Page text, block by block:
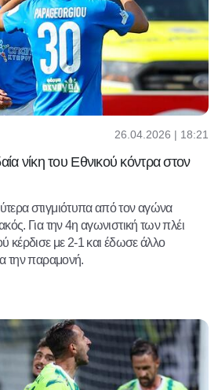
26.04.2026 | 18:21
νίκη του Εθνικού κόντρα στον
στιγμιότυπα από τον αγώνα
Για την 4η αγωνιστική των πλέι
κέρδισε με 2-1 και έδωσε άλλο
την παραμονή.